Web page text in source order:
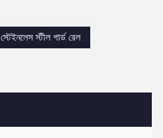
স্টেইনলেস স্টীল গার্ড রেল